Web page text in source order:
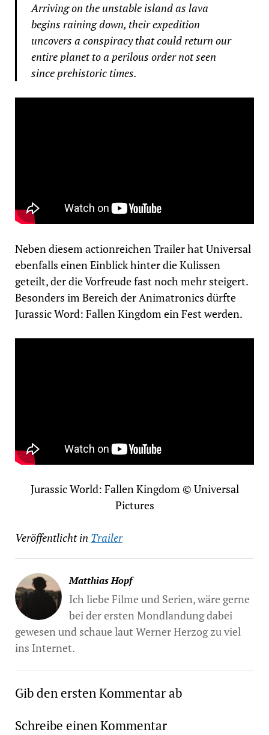
Arriving on the unstable island as lava
begins raining down, their expedition
uncovers a conspiracy that could return our
entire planet to a perilous order not seen
since prehistoric times.
Neben diesem actionreichen Trailer hat Universal
ebenfalls einen Einblick hinter die Kulissen
geteilt, der die Vorfreude fast noch mehr steigert.
Besonders im Bereich der Animatronics dürfte
Jurassic Word: Fallen Kingdom ein Fest werden.
Jurassic World: Fallen Kingdom © Universal
Pictures
Veröffentlicht in Trailer
Matthias Hopf
Ich liebe Filme und Serien, wäre gerne
bei der ersten Mondlandung dabei
gewesen und schaue laut Werner Herzog zu viel
ins Internet.
Gib den ersten Kommentar ab
Schreibe einen Kommentar